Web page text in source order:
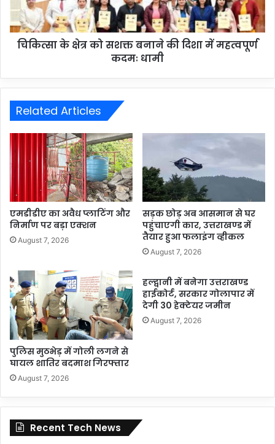
चिकित्सा के क्षेत्र को सशक्त बनाने की दिशा में महत्वपूर्ण
कदमः धामी
Related Articles
एमडीडीए का अवैध प्लाटिंग और
निर्माण पर बड़ा एक्शन
August 7, 2026
सड़क छोड़ अब आसमान से घर
पहुंचाएगी कार, उत्तराखण्ड में
तैयार हुआ फलाइंग व्हीकल
August 7, 2026
पुलिस मुठभेड़ में गोली लगने से
घायल शातिर बदमाश गिरफ्तार
August 7, 2026
हल्द्वानी में बनेगा उत्तराखण्ड
हाईकोर्ट, सरकार गोलापार में
देगी 30 हेक्टेयर जमीन
August 7, 2026
Recent Tech News